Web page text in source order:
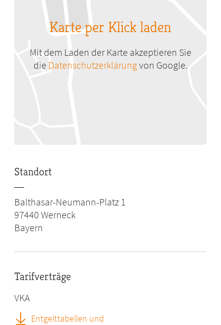
Karte per Klick laden
Mit dem Laden der Karte akzeptieren Sie
die Datenschutzerklärungvon Google.
Standort
Balthasar-Neumann-Platz 1
97440 Werneck
Bayern
Tarifverträge
VKA
Entgelttabellen und